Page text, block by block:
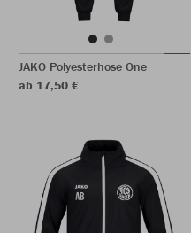
JAKO Polyesterhose One
ab 17,50 €